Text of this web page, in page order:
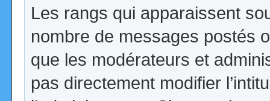
Les rangs qui apparaissent
nombre de messages postés
que les modérateurs et
pas directement modifier